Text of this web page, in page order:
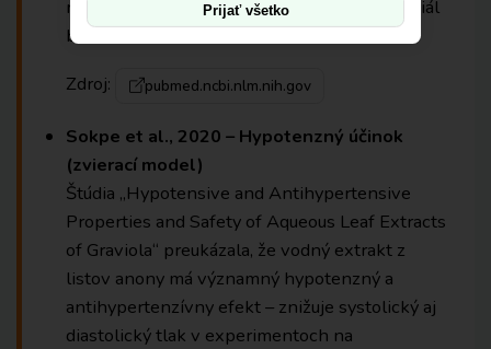
redukujú tumorigenitu a metastatický potenciál
buniek.
Zdroj:
pubmed.ncbi.nlm.nih.gov
Sokpe et al., 2020 – Hypotenzný účinok
(zvierací model)
Štúdia „Hypotensive and Antihypertensive
Properties and Safety of Aqueous Leaf Extracts
of Graviola“ preukázala, že vodný extrakt z
listov anony má významný hypotenzný a
antihypertenzívny efekt – znižuje systolický aj
diastolický tlak v experimentoch na
Prijať všetko